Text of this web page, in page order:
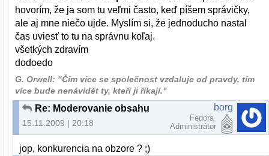
hovorím, že ja som tu veľmi často, keď píšem správičky,
ale aj mne niečo ujde. Myslím si, že jednoducho nastal
čas uviesť to tu na správnu koľaj.
všetkých zdravím
dodoedo
G. Orwell: "Čím více se společnost vzdaluje od pravdy, tím
více bude nenávidět ty, kteří ji říkají."
Re: Moderovanie obsahu
15.11.2009 | 20:18
borg
Fedora
Administrátor
jop, konkurencia na obzore ? ;)